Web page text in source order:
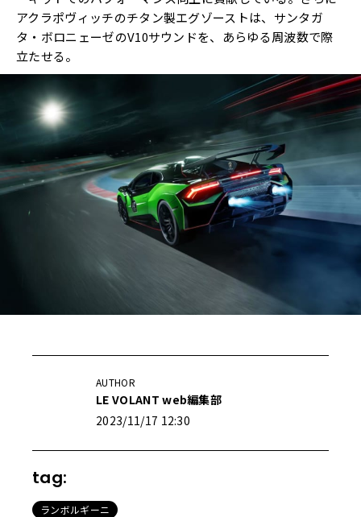
アクラポヴィッチのチタン製エグゾーストは、サンタガ
タ・ボロニェーゼのV10サウンドを、あらゆる周波数で際
立たせる。
AUTHOR
LE VOLANT web編集部
2023/11/17 12:30
tag:
ランボルギーニ